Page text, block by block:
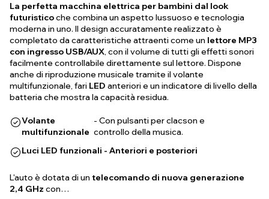
La perfetta macchina elettrica per bambini dal look
futuristicoche combina un aspetto lussuoso e tecnologia
moderna in uno. Il design accuratamente realizzato è
completato da caratteristiche attraenti come un lettore MP3
con ingresso USB/AUX, con il volume di tutti gli effetti sonori
facilmente controllabile direttamente sul lettore. Dispone
anche di riproduzione musicale tramite il volante
multifunzionale, fari LED anteriori e un indicatore di livello della
batteria che mostra la capacità residua.
Volante
multifunzionale
- Con pulsanti per clacson e
controllo della musica.
Luci LED funzionali - Anteriori e posteriori
L'auto è dotata di un telecomando di nuova generazione
2,4 GHz con…